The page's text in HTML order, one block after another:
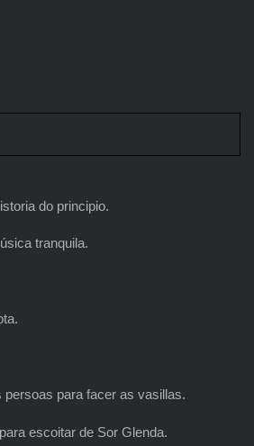
do principio.
tranquila.
persoas para facer as vasillas.
escoitar de Sor Glenda.